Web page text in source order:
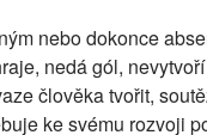
nebo dokonce
nedá gól,
člověka tvořit,
ke svému rozvoji